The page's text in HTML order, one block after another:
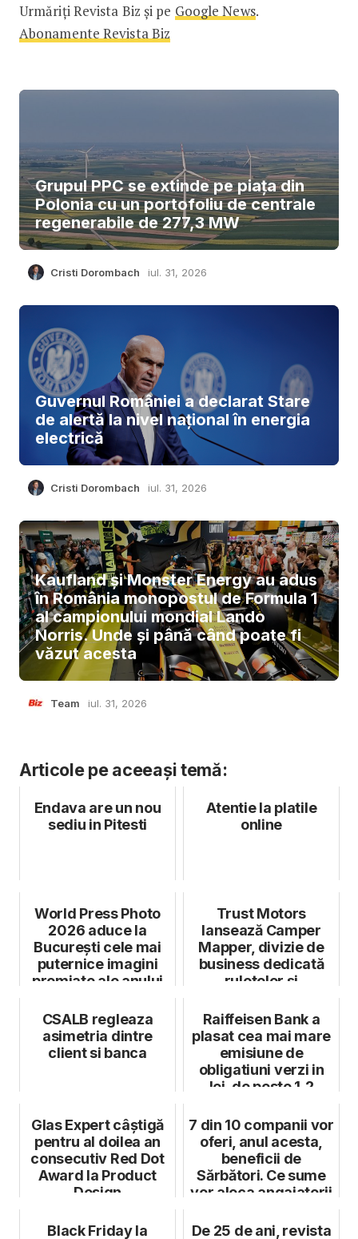
Urmăriți Revista Biz și pe Google News.
Abonamente Revista Biz
Grupul PPC se extinde pe piața din
Polonia cu un portofoliu de centrale
regenerabile de 277,3 MW
Cristi Dorombach iul. 31, 2026
Guvernul României a declarat Stare
de alertă la nivel național în energia
electrică
Cristi Dorombach iul. 31, 2026
Kaufland și Monster Energy au adus
în România monopostul de Formula 1
al campionului mondial Lando
Norris. Unde și până când poate fi
văzut acesta
Team iul. 31, 2026
Articole pe aceeași temă:
Endava are un nou
sediu in Pitesti
Atentie la platile
online
World Press Photo
2026 aduce la
București cele mai
puternice imagini
premiate ale anului
Trust Motors
lansează Camper
Mapper, divizie de
business dedicată
rulotelor și
CSALB regleaza
asimetria dintre
client si banca
Raiffeisen Bank a
plasat cea mai mare
emisiune de
obligatiuni verzi in
lei, de peste 1,2
Glas Expert câștigă
pentru al doilea an
consecutiv Red Dot
Award la Product
Design
7 din 10 companii vor
oferi, anul acesta,
beneficii de
Sărbători. Ce sume
vor aloca angajatorii
Black Friday la
De 25 de ani, revista